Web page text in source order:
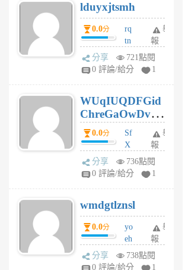
月
前
lduyxjtsmh
0.0分
rq
tn
jt
gl
個
月
前
舉
報
分享
721點閱
0 評論/給分
1
WUqIUQDFGid
ChreGaOwDv
dY0.0分
Sf
X
Pe
Jc
R
P
m
v
A
V
舉
報
分享
736點閱
0 評論/給分
1
wmdgtlznsl
0.0分
yo
eh
ld
gy
舉
報
分享
738點閱
0 評論/給分
1